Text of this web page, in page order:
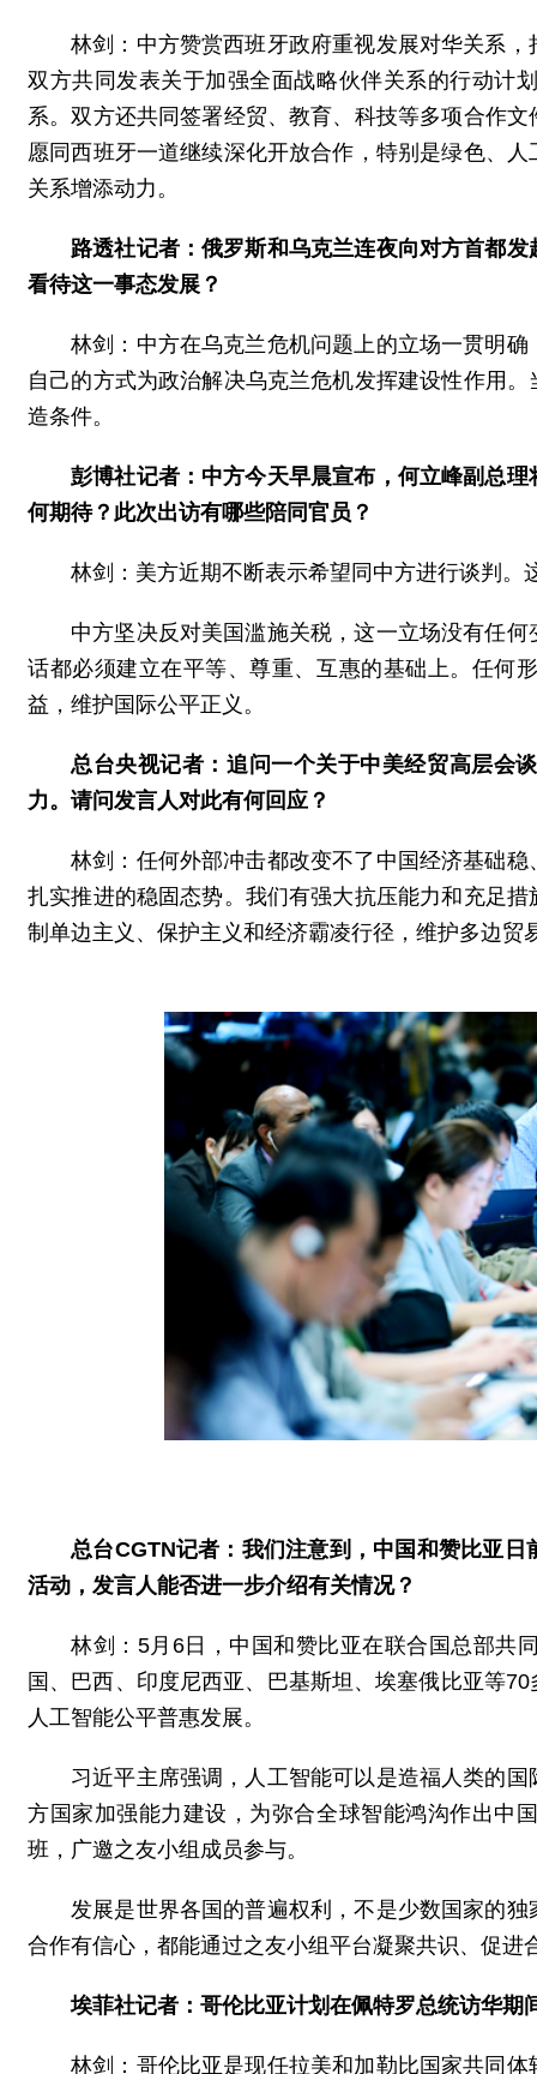
林剑：中方赞赏西班牙政府重视发展对华关系
双方共同发表关于加强全面战略伙伴关系的行动计
系。双方还共同签署经贸、教育、科技等多项合作
愿同西班牙一道继续深化开放合作，特别是绿色、
关系增添动力。
路透社记者：俄罗斯和乌克兰连夜向对方首都
看待这一事态发展？
林剑：中方在乌克兰危机问题上的立场一贯明
自己的方式为政治解决乌克兰危机发挥建设性作用
造条件。
彭博社记者：中方今天早晨宣布，何立峰副总
何期待？此次出访有哪些陪同官员？
林剑：美方近期不断表示希望同中方进行谈判。
中方坚决反对美国滥施关税，这一立场没有任
话都必须建立在平等、尊重、互惠的基础上。任何
益，维护国际公平正义。
总台央视记者：追问一个关于中美经贸高层会
力。请问发言人对此有何回应？
林剑：任何外部冲击都改变不了中国经济基础
扎实推进的稳固态势。我们有强大抗压能力和充足
制单边主义、保护主义和经济霸凌行径，维护多边贸
总台CGTN记者：我们注意到，中国和赞比亚
活动，发言人能否进一步介绍有关情况？
林剑：5月6日，中国和赞比亚在联合国总部共
国、巴西、印度尼西亚、巴基斯坦、埃塞俄比亚等
人工智能公平普惠发展。
习近平主席强调，人工智能可以是造福人类的
方国家加强能力建设，为弥合全球智能鸿沟作出中
班，广邀之友小组成员参与。
发展是世界各国的普遍权利，不是少数国家的
合作有信心，都能通过之友小组平台凝聚共识、促进
埃菲社记者：哥伦比亚计划在佩特罗总统访华期
林剑：哥伦比亚是现任拉美和加勒比国家共同